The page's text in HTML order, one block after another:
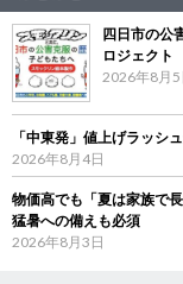
四日市の公
ロジェクト
2026年8月5
「中東発」値上げラッ
2026年8月4日
物価高でも「夏は家族で
猛暑への備えも必須
2026年8月3日